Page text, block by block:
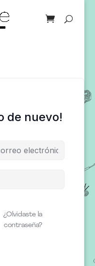
de nuevo!
¿Olvidaste la
contraseña?